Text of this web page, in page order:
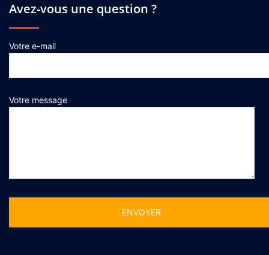
Avez-vous une question ?
Votre e-mail
Votre message